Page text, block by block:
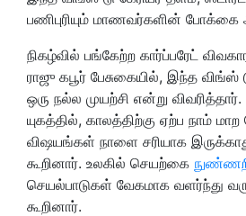
பணிபுரியும் மாணவர்களின் போக்கை
நிகழ்வில் பங்கேற்ற கார்ப்பரேட்
ராஜு கபூர் பேசுகையில், இந்த
ஒரு நல்ல முயற்சி என்று
யுகத்தில், காலத்திற்கு ஏற்ப நாம்
விஷயங்கள் நாளை சரியாக
கூறினார். உலகில் செயற்கை
செயல்பாடுகள் வேகமாக வளர்ந்து
கூறினார்.